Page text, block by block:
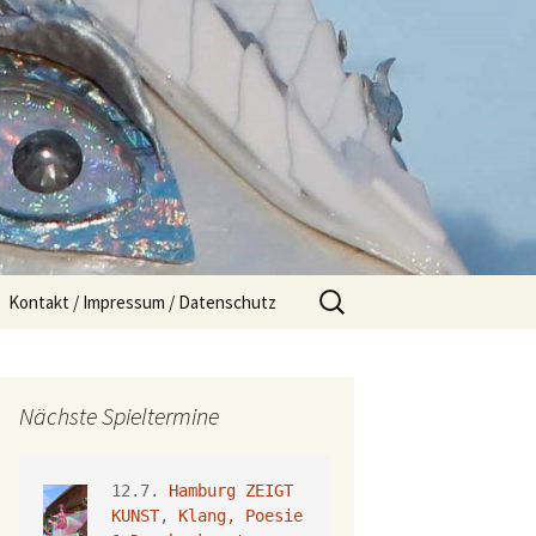
Kontakt / Impressum / Datenschutz
Suchen
nach:
Nächste Spieltermine
12.7. Hamburg ZEIGT
KUNST, Klang, Poesie